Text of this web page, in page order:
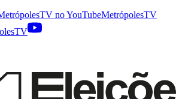
noYouTubeMetrópolesTV